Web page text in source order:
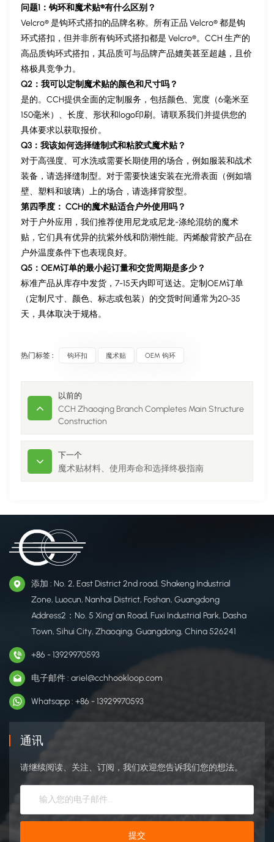
问题1：钩环和魔术贴®有什么区别？
Velcro® 是钩环式搭扣的品牌名称。所有正品 Velcro® 都是钩
环式搭扣，但并非所有钩环式搭扣都是 Velcro®。CCH 生产的
高品质钩环式搭扣，其品质可与品牌产品媲美甚至超越，且价
格极具竞争力。
Q2：我可以定制魔术贴的颜色和尺寸吗？
是的。CCH提供全面的定制服务，包括颜色、宽度（6毫米至
150毫米）、长度、形状和logo印刷。请联系我们并提供您的
具体要求以获取报价。
Q3：我该如何选择缝制式和粘胶式魔术贴？
对于高强度、可水洗或需要长期使用的场合，例如服装和战术
装备，请选择缝制型。对于需要快速安装在光滑表面（例如墙
壁、塑料和玻璃）上的场合，请选择背胶型。
第四季度： CCH的魔术贴适合户外使用吗？
对于户外应用，我们推荐使用尼龙或尼龙-涤纶混纺的魔术
贴，它们具有优异的抗紫外线和防潮性能。丙烯酸背胶产品在
户外温度条件下也表现良好。
Q5：OEM订单的最小起订量和交货周期是多少？
标准产品从库存中发货，7-15天内即可送达。定制OEM订单
（定制尺寸、颜色、标志或包装）的交货时间通常为20-35
天，具体取决于规格。
热门标签 : 钩环扣 魔术贴 OEM 钩环
以前的
CCH Zhaoqing Branch Completes Main Structure
Construction
下一个
魔术贴材料、使用寿命和选择终极指南
添加 : No. 2, East District 2nd road, Shakeng Industrial
Zone, Luocun, Nanhai District, Foshan, Guangdong
Address2：No. 5 Xing' an Road, Fuxi Industrial Park, Dasha
Town, Sihui City, Zhaoqing, Guangdong, China 526241
+86 - 13929970593
电子邮件 : ariel@cchhookloop.com
Whatsapp : +86 - 13929970593
通讯
请继续阅读、关注、订阅，我们欢迎您告诉我们您的想法。